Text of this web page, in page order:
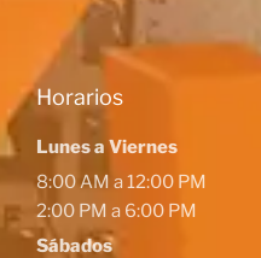
Horarios
Lunes a Viernes
8:00 AM a 12:00 PM
2:00 PM a 6:00 PM
Sábados